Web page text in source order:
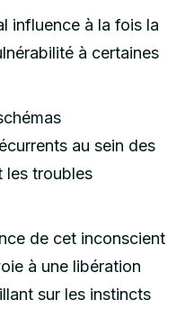
influence à la fois la
à certaines
au sein des
les troubles
de cet inconscient
à une libération
sur les instincts